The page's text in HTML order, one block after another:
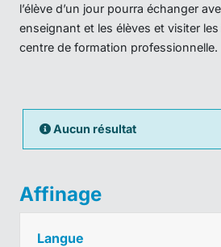
l’élève d’un jour pourra échanger
enseignant et les élèves et visiter
centre de formation professionnelle.
Aucun résultat
Affinage
Langue